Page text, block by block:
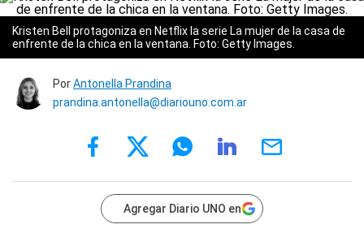
Kristen Bell protagoniza en Netflix la serie La mujer de la casa de
enfrente de la chica en la ventana. Foto: Getty Images.
PorAntonella Prandina
prandina.antonella@diariouno.com.ar
Agregar Diario UNO en